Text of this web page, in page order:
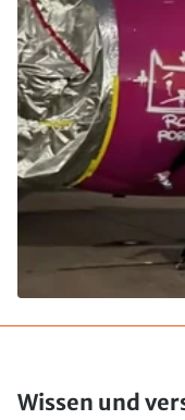
Wissen und